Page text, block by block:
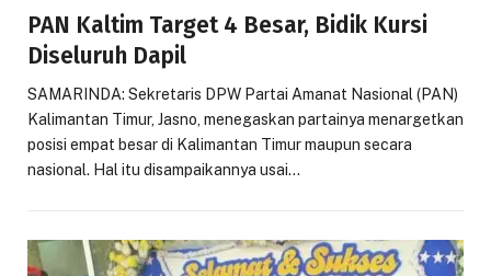
PAN Kaltim Target 4 Besar, Bidik Kursi
Diseluruh Dapil
SAMARINDA: Sekretaris DPW Partai Amanat Nasional (PAN)
Kalimantan Timur, Jasno, menegaskan partainya menargetkan
posisi empat besar di Kalimantan Timur maupun secara
nasional. Hal itu disampaikannya usai…